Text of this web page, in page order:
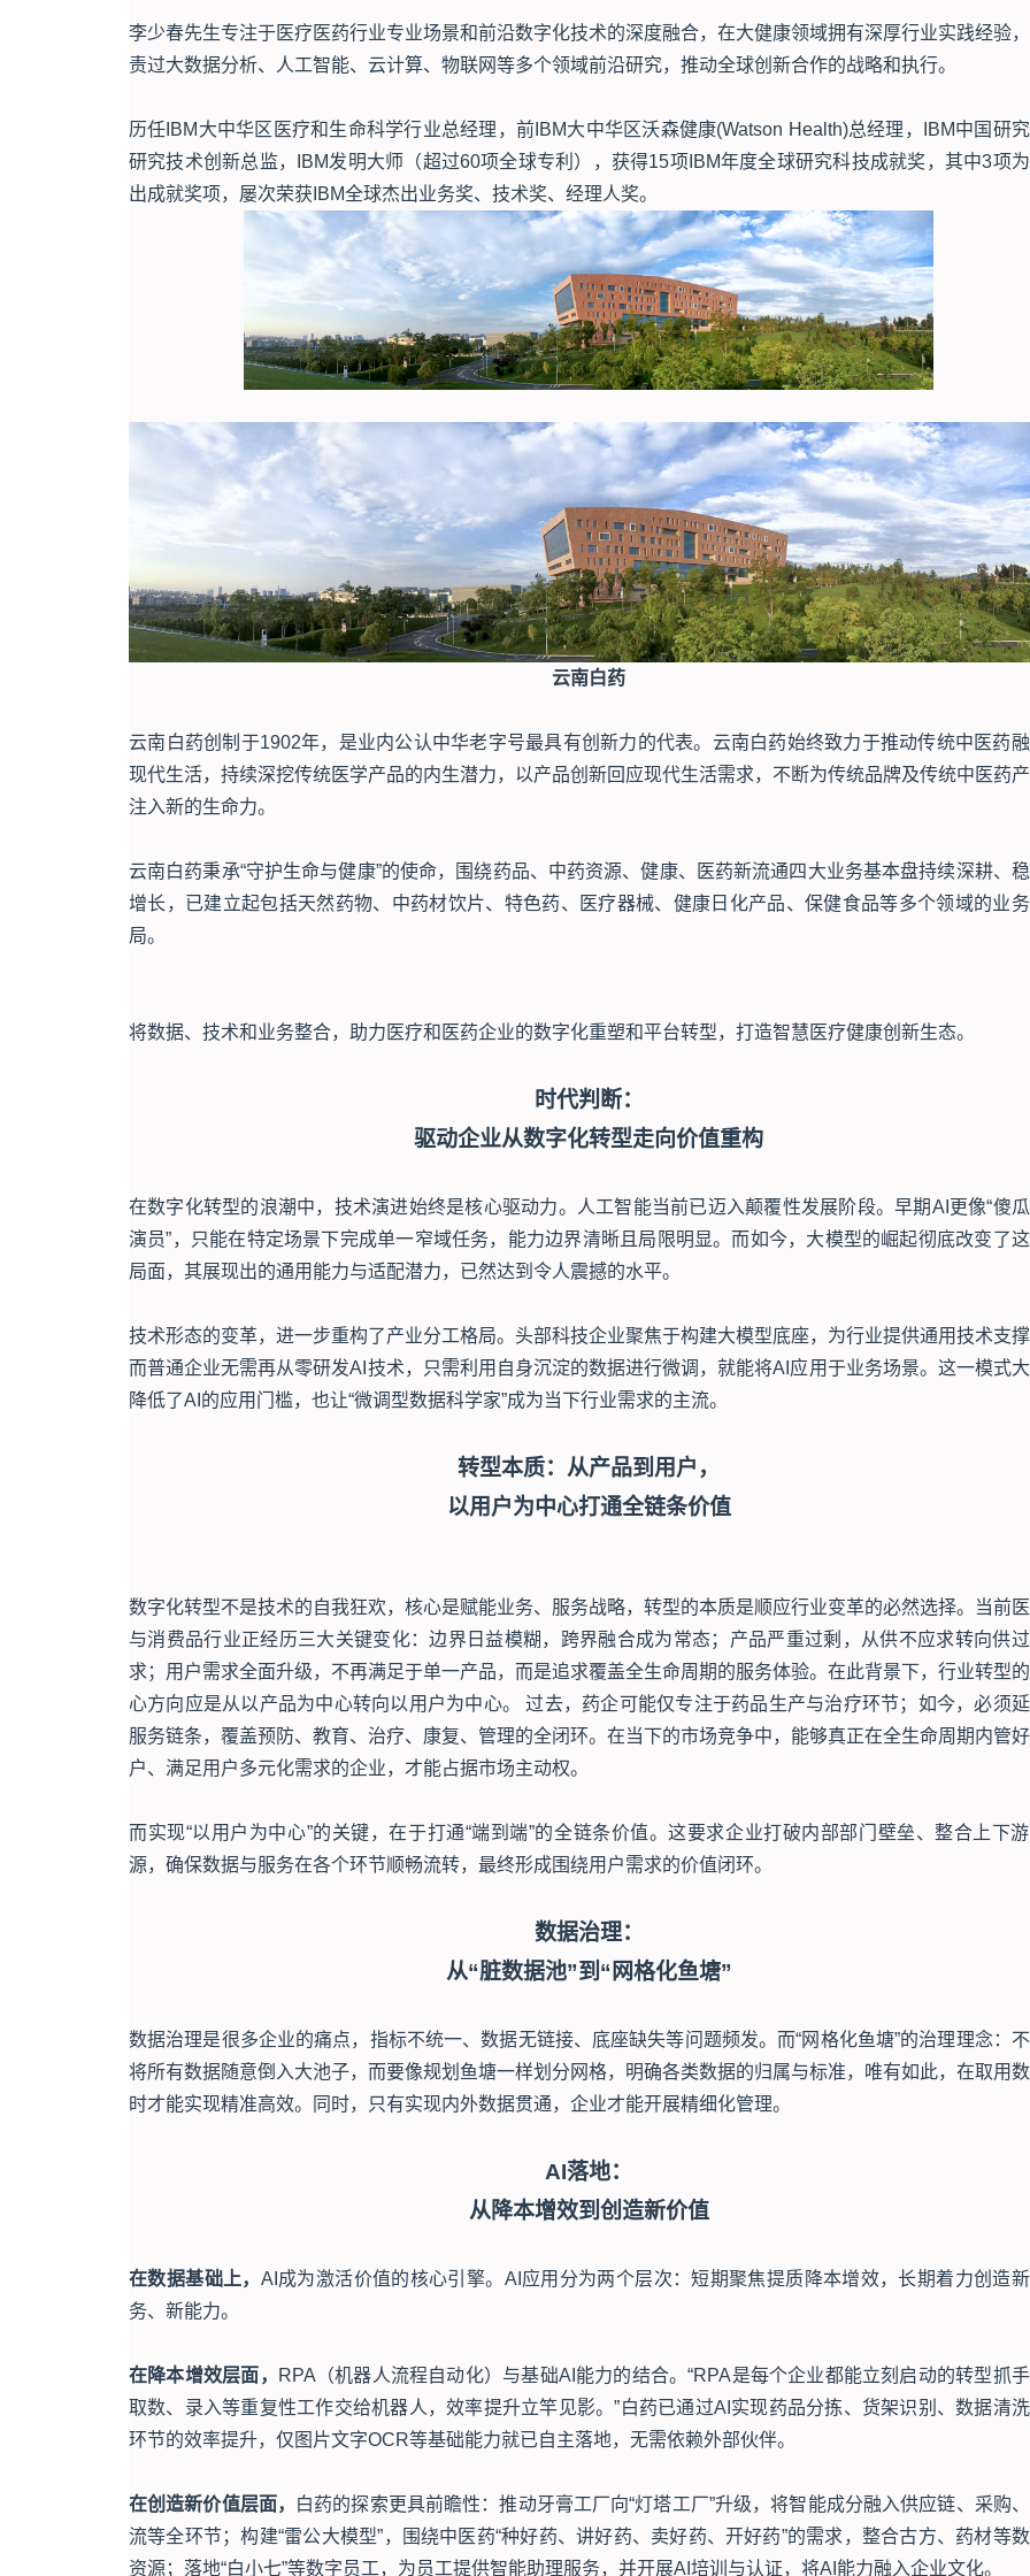
李少春先生专注于医疗医药行业专业场景和前沿数字化技术的深度融合，在大健康领域拥有深厚行业实践经验
责过大数据分析、人工智能、云计算、物联网等多个领域前沿研究，推动全球创新合作的战略和执行。
历任IBM大中华区医疗和生命科学行业总经理，前IBM大中华区沃森健康(Watson Health)总经理，IBM中国研
研究技术创新总监，IBM发明大师（超过60项全球专利），获得15项IBM年度全球研究科技成就奖，其中3项
出成就奖项，屡次荣获IBM全球杰出业务奖、技术奖、经理人奖。
云南白药
云南白药创制于1902年，是业内公认中华老字号最具有创新力的代表。云南白药始终致力于推动传统中医药
现代生活，持续深挖传统医学产品的内生潜力，以产品创新回应现代生活需求，不断为传统品牌及传统中医药
注入新的生命力。
云南白药秉承“守护生命与健康”的使命，围绕药品、中药资源、健康、医药新流通四大业务基本盘持续深耕、
增长，已建立起包括天然药物、中药材饮片、特色药、医疗器械、健康日化产品、保健食品等多个领域的业
局。
将数据、技术和业务整合，助力医疗和医药企业的数字化重塑和平台转型，打造智慧医疗健康创新生态。
时代判断：
驱动企业从数字化转型走向价值重构
在数字化转型的浪潮中，技术演进始终是核心驱动力。人工智能当前已迈入颠覆性发展阶段。早期AI更像“傻
演员”，只能在特定场景下完成单一窄域任务，能力边界清晰且局限明显。而如今，大模型的崛起彻底改变了
局面，其展现出的通用能力与适配潜力，已然达到令人震撼的水平。
技术形态的变革，进一步重构了产业分工格局。头部科技企业聚焦于构建大模型底座，为行业提供通用技术支撑
而普通企业无需再从零研发AI技术，只需利用自身沉淀的数据进行微调，就能将AI应用于业务场景。这一模式
降低了AI的应用门槛，也让“微调型数据科学家”成为当下行业需求的主流。
转型本质：从产品到用户，
以用户为中心打通全链条价值
数字化转型不是技术的自我狂欢，核心是赋能业务、服务战略，转型的本质是顺应行业变革的必然选择。当前
与消费品行业正经历三大关键变化：边界日益模糊，跨界融合成为常态；产品严重过剩，从供不应求转向供
求；用户需求全面升级，不再满足于单一产品，而是追求覆盖全生命周期的服务体验。在此背景下，行业转型
心方向应是从以产品为中心转向以用户为中心。 过去，药企可能仅专注于药品生产与治疗环节；如今，必须
服务链条，覆盖预防、教育、治疗、康复、管理的全闭环。在当下的市场竞争中，能够真正在全生命周期内管好
户、满足用户多元化需求的企业，才能占据市场主动权。
而实现“以用户为中心”的关键，在于打通“端到端”的全链条价值。这要求企业打破内部部门壁垒、整合上下
源，确保数据与服务在各个环节顺畅流转，最终形成围绕用户需求的价值闭环。
数据治理：
从“脏数据池”到“网格化鱼塘”
数据治理是很多企业的痛点，指标不统一、数据无链接、底座缺失等问题频发。而“网格化鱼塘”的治理理念：
将所有数据随意倒入大池子，而要像规划鱼塘一样划分网格，明确各类数据的归属与标准，唯有如此，在取用
时才能实现精准高效。同时，只有实现内外数据贯通，企业才能开展精细化管理。
AI落地：
从降本增效到创造新价值
在数据基础上， AI成为激活价值的核心引擎。AI应用分为两个层次：短期聚焦提质降本增效，长期着力创造
务、新能力。
在降本增效层面，
RPA（机器人流程自动化）与基础AI能力的结合。“RPA是每个企业都能立刻启动的转型抓手
取数、录入等重复性工作交给机器人，效率提升立竿见影。”白药已通过AI实现药品分拣、货架识别、数据清
环节的效率提升，仅图片文字OCR等基础能力就已自主落地，无需依赖外部伙伴。
在创造新价值层面，
白药的探索更具前瞻性：推动牙膏工厂向“灯塔工厂”升级，将智能成分融入供应链、采购
流等全环节；构建“雷公大模型”，围绕中医药“种好药、讲好药、卖好药、开好药”的需求，整合古方、药材等
资源；落地“白小七”等数字员工，为员工提供智能助理服务，并开展AI培训与认证，将AI能力融入企业文化。